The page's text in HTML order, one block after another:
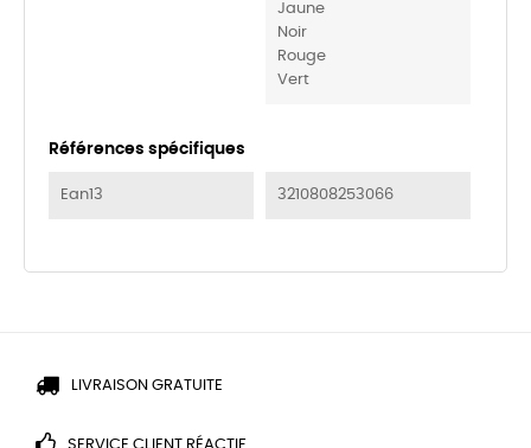
Jaune
Noir
Rouge
Vert
Références spécifiques
Ean13 3210808253066
LIVRAISON GRATUITE
SERVICE CLIENT RÉACTIF